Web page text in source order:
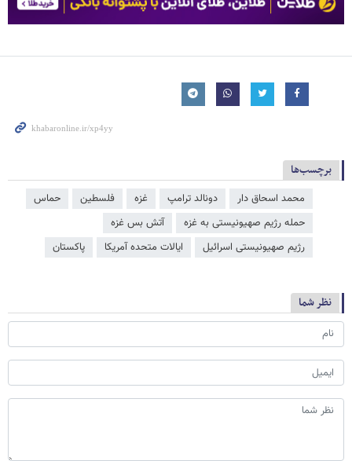
برچسب‌ها
محمد اسحاق دار دونالد ترامپ غزه فلسطین
حماس
حمله رژیم صهیونیستی به غزه
آتش بس غزه
رژیم صهیونیستی اسرائیل
ایالات متحده آمریکا پاکستان
نظر شما